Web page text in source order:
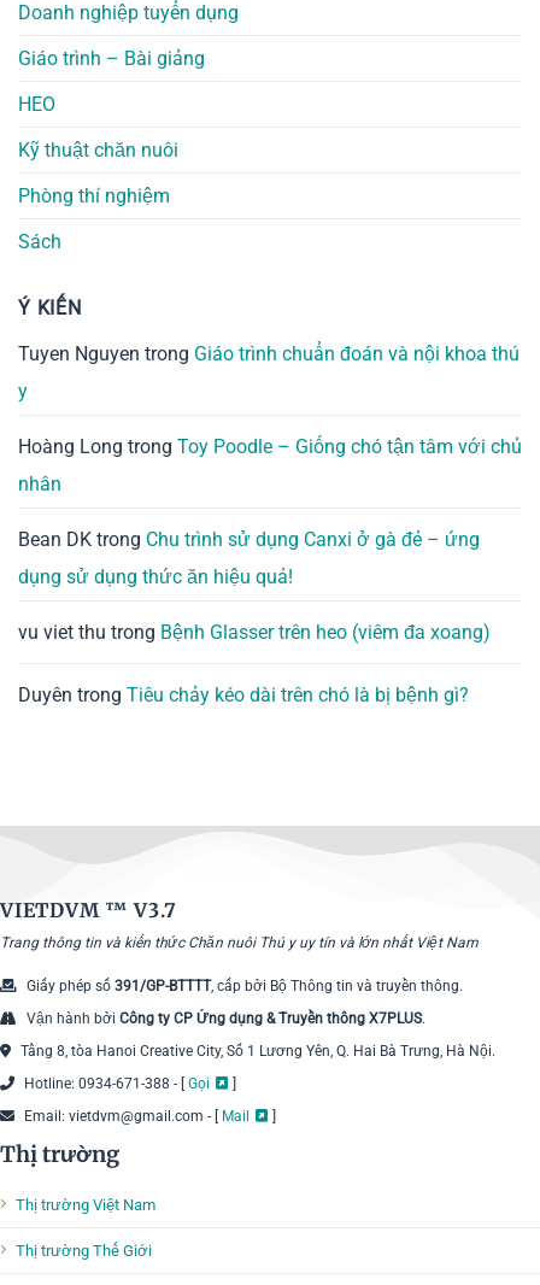
Doanh nghiệp tuyển dụng
Giáo trình – Bài giảng
HEO
Kỹ thuật chăn nuôi
Phòng thí nghiệm
Sách
Ý KIẾN
Tuyen Nguyen trong Giáo trình chuẩn đoán và nội khoa thú
y
Hoàng Long trong Toy Poodle – Giống chó tận tâm với chủ
nhân
Bean DK trong Chu trình sử dụng Canxi ở gà đẻ – ứng
dụng sử dụng thức ăn hiệu quả!
vu viet thu trong Bệnh Glasser trên heo (viêm đa xoang)
Duyên trong Tiêu chảy kéo dài trên chó là bị bệnh gì?
VIETDVM ™V3.7
Trang thông tin và kiến thức Chăn nuôi Thú y uy tín và lớn nhất Việt Nam
Giấy phép số 391/GP-BTTTT, cấp bởi Bộ Thông tin và truyền thông.
Vận hành bởi Công ty CP Ứng dụng & Truyền thông X7PLUS.
Tầng 8, tòa Hanoi Creative City, Số 1 Lương Yên, Q. Hai Bà Trưng, Hà Nội.
Hotline: 0934-671-388 - [ Gọi
Email: vietdvm@gmail.com - [
Mail
Thị trường
Thị trường Việt Nam
Thị trường Thế Giới